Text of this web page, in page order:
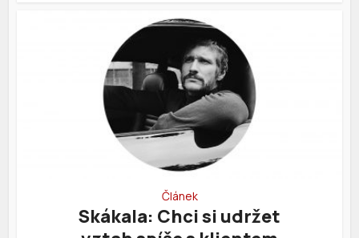
Článek
Skákala: Chci si udržet